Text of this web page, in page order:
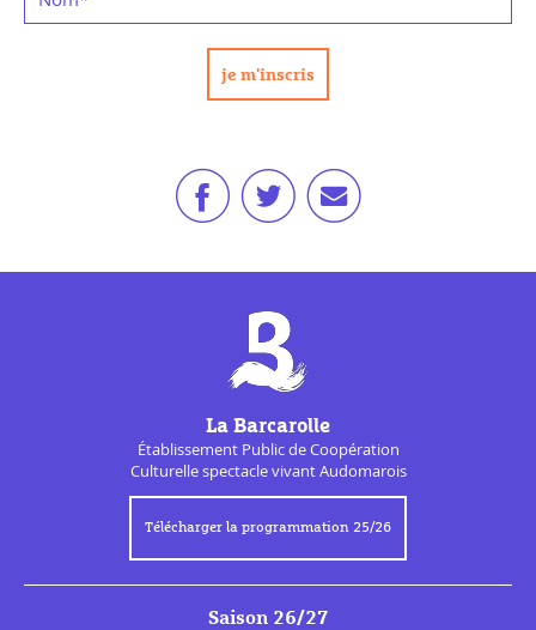
La Barcarolle
Établissement Public deCoopération
Culturellespectacle vivant Audomarois
Télécharger la programmation 25/26
Saison 26/27